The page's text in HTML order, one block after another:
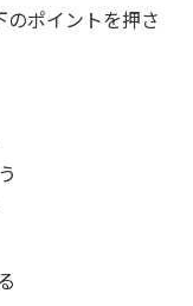
ポイントを押さ